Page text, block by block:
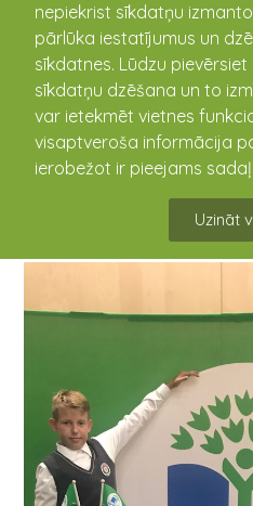
nepiekrist sīkdatņu
pārlūka iestatījumus un
sīkdatnes. Lūdzu
sīkdatņu dzēšana un to
var ietekmēt vietnes
visaptveroša informācija
ierobežot ir pieejams
Uzināt
EKO karoga